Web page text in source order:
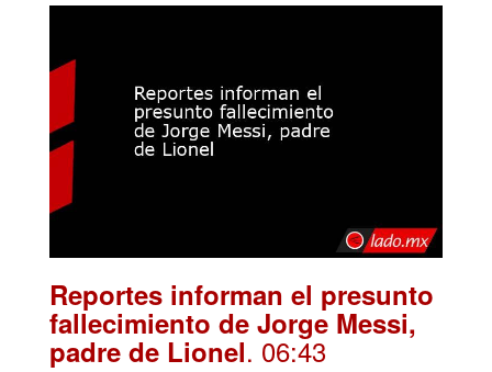
Reportes informan el presunto
fallecimiento de Jorge Messi,
padre de Lionel. 06:43